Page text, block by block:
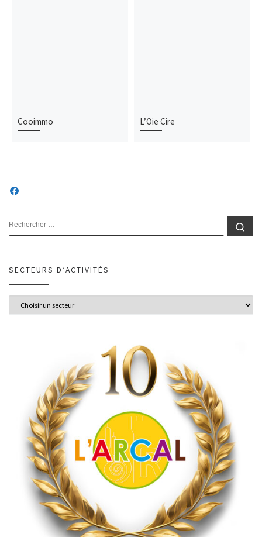
Cooimmo L’Oie Cire
SECTEURS D’ACTIVITÉS